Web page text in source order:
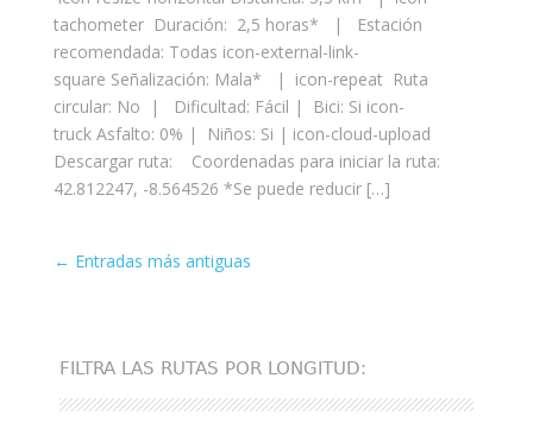
tachometer Duración: 2,5 horas* | Estación
recomendada: Todas icon-external-link-
square Señalización: Mala* | icon-repeat Ruta
circular: No | Dificultad: Fácil | Bici: Si icon-
truck Asfalto: 0% | Niños: Si | icon-cloud-upload
Descargar ruta: Coordenadas para iniciar la ruta:
42.812247, -8.564526 *Se puede reducir […]
Entrada
navegación
← Entradas más antiguas
FILTRA LAS RUTAS POR LONGITUD: